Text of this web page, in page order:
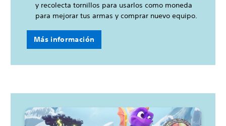
y recolecta tornillos para usarlos como moneda
para mejorar tus armas y comprar nuevo equipo.
Más información